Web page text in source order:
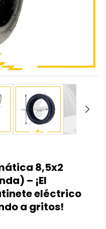
8,5x2
– ¡El
eléctrico
a gritos!